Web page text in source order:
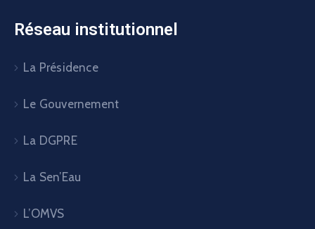
Réseau institutionnel
La Présidence
Le Gouvernement
La DGPRE
La Sen’Eau
L’OMVS